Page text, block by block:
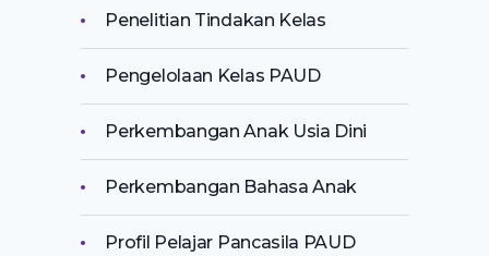
Penelitian Tindakan Kelas
Pengelolaan Kelas PAUD
Perkembangan Anak Usia Dini
Perkembangan Bahasa Anak
Profil Pelajar Pancasila PAUD